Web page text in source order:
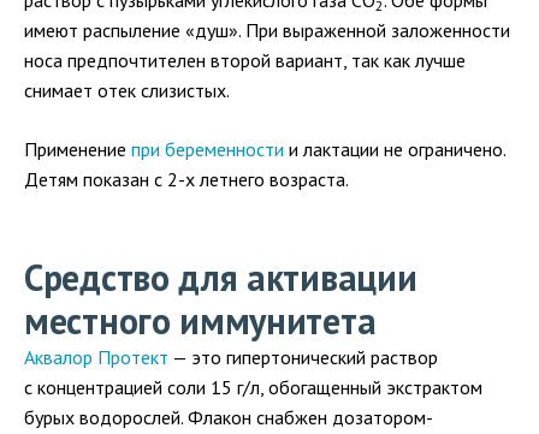
2
имеют распыление «душ». При выраженной заложенности
носа предпочтителен второй вариант, так как лучше
снимает отек слизистых.
Применение при беременности и лактации не ограничено.
Детям показан с 2-х летнего возраста.
Средство для активации
местного иммунитета
Аквалор Протект — это гипертонический раствор
с концентрацией соли 15 г/л, обогащенный экстрактом
бурых водорослей. Флакон снабжен дозатором-